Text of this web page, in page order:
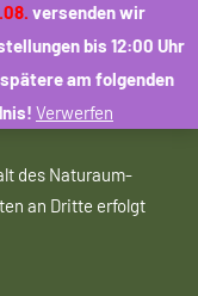
versenden wir
bis 12:00 Uhr
am folgenden
Verwerfen
des Naturaum-
an Dritte erfolgt